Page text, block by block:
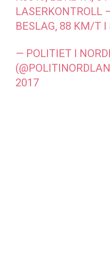
LASERKONTROLL
BESLAG, 88 KM/T I
— POLITIET I
2017